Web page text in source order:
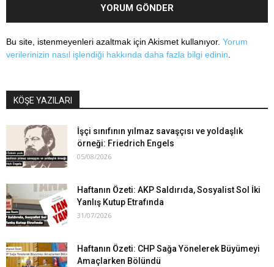
Bu site, istenmeyenleri azaltmak için Akismet kullanıyor. Yorum
verilerinizin nasıl işlendiği hakkında daha fazla bilgi edinin.
KÖŞE YAZILARI
İşçi sınıfının yılmaz savaşçısı ve yoldaşlık
örneği: Friedrich Engels
05/08/2026
Haftanın Özeti: AKP Saldırıda, Sosyalist Sol İki
Yanlış Kutup Etrafında
31/07/2026
Haftanın Özeti: CHP Sağa Yönelerek Büyümeyi
Amaçlarken Bölündü